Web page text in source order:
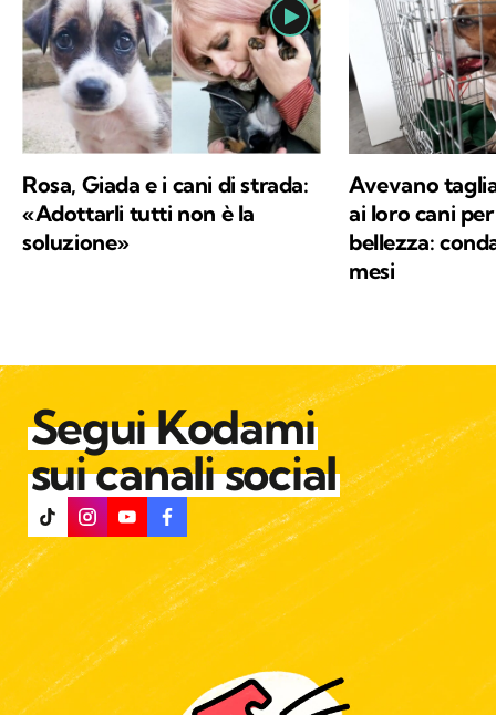
meglio.
Rosa, Giada e i cani di strada:
«Adottarli tutti non è la
soluzione»
Avevano
ai loro cani
bellezza:
mesi
Segui Kodami
sui canali social